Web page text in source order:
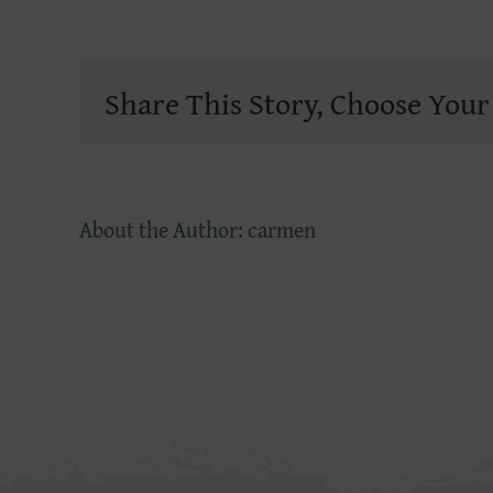
Share This Story, Choose
About the Author: carmen